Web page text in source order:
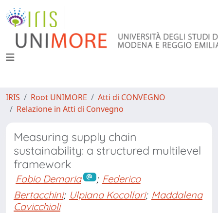
IRIS Root UNIMORE
Atti di CONVEGNO
Relazione in Atti di Convegno
Measuring supply chain
sustainability: a structured multilevel
framework
Fabio Demaria ; Federico
Bertacchini; Ulpiana Kocollari; Maddalena
Cavicchioli